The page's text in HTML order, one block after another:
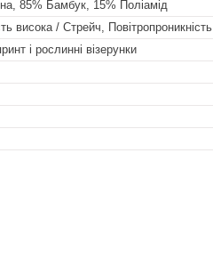
85% Бамбук, 15% Поліамід
висока / Стрейч, Повітропроникність
і рослинні візерунки